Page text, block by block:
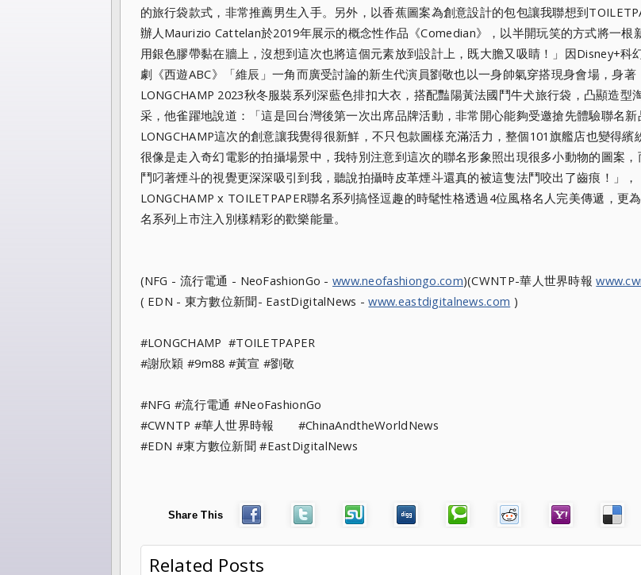
的旅行袋款式， 非常推薦男生入手。另外，以香蕉圖案為創意設計的包包讓我聯想到
辦人Maurizio Cattelan於2019年展示的概念性作品《Comedian》，以半開玩笑的方式將一根
用銀色膠帶黏在牆上，沒想到這次也將這個元素放到設計上，既大膽又吸睛！」因Disney+科
劇《西遊ABC》「維辰」一角而廣受討論的新生代演 員劉敬也以一身帥氣穿搭現身會場，身著
LONGCHAMP 2023秋冬服裝系列深藍色排扣大衣，搭配豔陽黃法國鬥牛犬旅行袋，凸顯造型
采，他雀躍地說道：「這是回台灣後第一次出席品牌活動，非常開心能夠受邀搶先體驗聯名新
LONGCHAMP這次的創意讓我覺得很新鮮，不只包款圖樣充滿活力，整個101旗艦店也變得繽
很像是走入奇幻電影的拍攝場景中，我特別注意到這次的聯名形象照出現很多小動物的圖案
鬥叼著煙斗的視覺更深深吸引到我，聽說拍攝時皮革煙斗還真的被這隻法鬥咬出了齒痕！」，
LONGCHAMP x TOILETPAPER聯名系列搞怪逗趣的時髦性格透過4位風格名人完美傳遞，更
名系列上市注入別樣精彩的歡樂能量。
(NFG - 流行電通 - NeoFashionGo -www.neofashiongo.com)(CWNTP-華人世界時報
( EDN - 東方數位新聞- EastDigitalNews -www.eastdigitalnews.com )
#LONGCHAMP #TOILETPAPER
#謝欣穎 #9m88 #黃宣 #劉敬
#NFG #流行電通 #NeoFashionGo
#CWNTP #華人世界時報 #ChinaAndtheWorldNews
#EDN #東方數位新聞 #EastDigitalNews
Share This
Related Posts